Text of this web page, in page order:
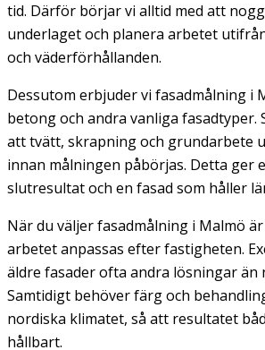
tid. Därför börjar vi alltid med att
underlaget och planera arbetet
och väderförhållanden.
Dessutom erbjuder vi fasadmålning i
betong och andra vanliga fasadtyper.
att tvätt, skrapning och grundarbete
innan målningen påbörjas. Detta ger
slutresultat och en fasad som håller
När du väljer fasadmålning i Malmö
arbetet anpassas efter fastigheten.
äldre fasader ofta andra lösningar än
Samtidigt behöver färg och
nordiska klimatet, så att resultatet
hållbart.